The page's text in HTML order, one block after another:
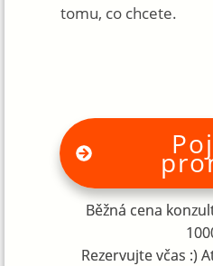
tomu, co chcete.
Běžná cena
Rezervujte včas :)